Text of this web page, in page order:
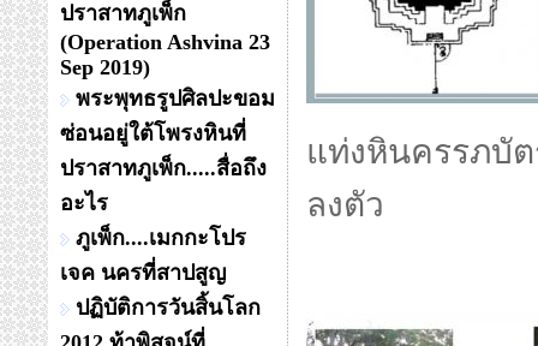
ปราสาทภูเพ็ก
(Operation Ashvina 23
Sep 2019)
พระพุทธรูปศิลปะขอม
ซ่อนอยู่ใต้โพรงหินที่
ปราสาทภูเพ็ก.....สื่อถึง
อะไร
ภูเพ็ก....เมกกะโปร
เจค นครที่สาปสูญ
ปฏิบัติการวันสิ้นโลก
แท่งหินครรภบั
ลงตัว